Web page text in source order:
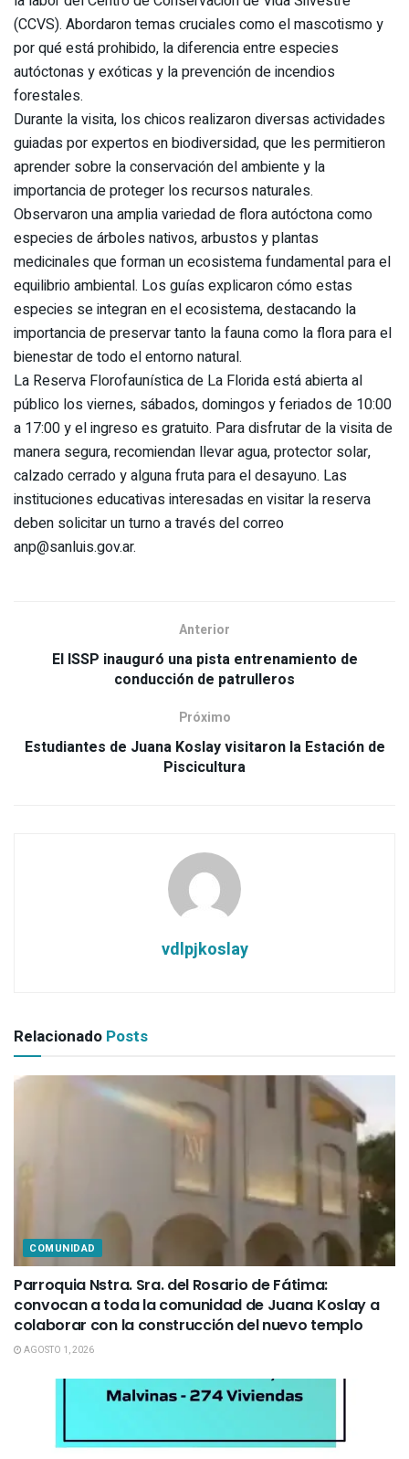
(CCVS). Abordaron temas cruciales como el mascotismo y
por qué está prohibido, la diferencia entre especies
autóctonas y exóticas y la prevención de incendios
forestales.
Durante la visita, los chicos realizaron diversas actividades
guiadas por expertos en biodiversidad, que les permitieron
aprender sobre la conservación del ambiente y la
importancia de proteger los recursos naturales.
Observaron una amplia variedad de flora autóctona como
especies de árboles nativos, arbustos y plantas
medicinales que forman un ecosistema fundamental para el
equilibrio ambiental. Los guías explicaron cómo estas
especies se integran en el ecosistema, destacando la
importancia de preservar tanto la fauna como la flora para el
bienestar de todo el entorno natural.
La Reserva Florofaunística de La Florida está abierta al
público los viernes, sábados, domingos y feriados de 10:00
a 17:00 y el ingreso es gratuito. Para disfrutar de la visita de
manera segura, recomiendan llevar agua, protector solar,
calzado cerrado y alguna fruta para el desayuno. Las
instituciones educativas interesadas en visitar la reserva
deben solicitar un turno a través del correo
anp@sanluis.gov.ar.
Anterior
El ISSP inauguró una pista entrenamiento de
conducción de patrulleros
Próximo
Estudiantes de Juana Koslay visitaron la Estación de
Piscicultura
vdlpjkoslay
Relacionado Posts
COMUNIDAD
Parroquia Nstra. Sra. del Rosario de Fátima:
convocan a toda la comunidad de Juana Koslay a
colaborar con la construcción del nuevo templo
AGOSTO 1, 2026